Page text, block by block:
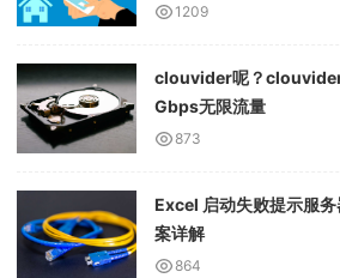
1209
clouvider呢？
Gbps无限流量
873
Excel 启动失败提示服
案详解
864